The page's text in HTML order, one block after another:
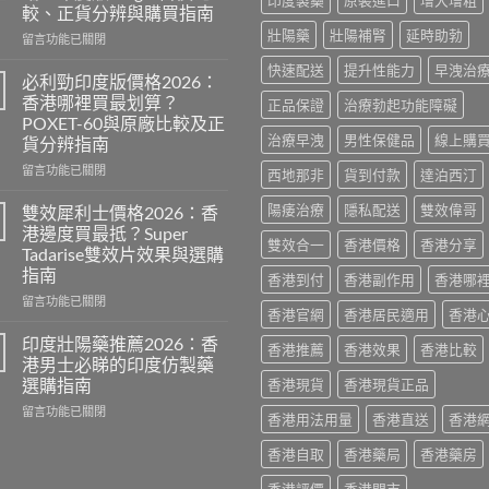
較、正貨分辨與購買指南
在
而
鋼
香
港
價
格
全
攻
略：
印
度
版
售
價
比
較、
正
留言功能已關閉
必利勁印度版價格2026：
香港哪裡買最划算？
POXET-60與原廠比較及正
貨分辨指南
在
利
勁
印
度
版
價
2026：
香
港
哪
裡
留言功能已關閉
雙效犀利士價格2026：香
港邊度買最抵？Super
Tadarise雙效片效果與選購
指南
在
效
犀
利
士
價
留言功能已關閉
印度壯陽藥推薦2026：香
港男士必睇的印度仿製藥
選購指南
在
留言功能已關閉
壯陽藥
壯陽補腎
延時助勃
快速配送
提升性能力
早洩治療
正品保證
治療勃起功能障礙
治療早洩
男性保健品
線上購買
西地那非
貨到付款
達泊西汀
陽痿治療
隱私配送
雙效偉哥
雙效合一
香港價格
香港分享
香港到付
香港副作用
香港哪
香港官網
香港居民適用
香港
香港推薦
香港效果
香港比較
香港現貨
香港現貨正品
香港用法用量
香港直送
香港
香港自取
香港藥局
香港藥房